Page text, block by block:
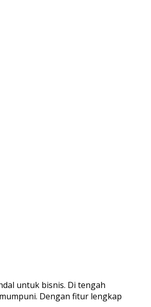
untuk bisnis. Di tengah
Dengan fitur lengkap